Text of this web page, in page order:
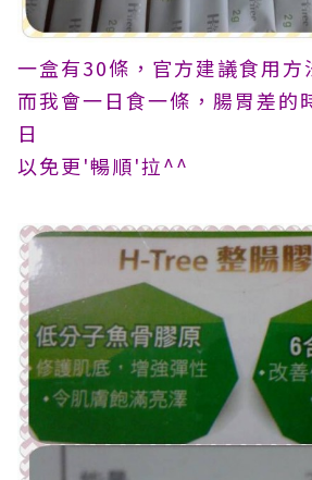
一盒有30條，官方建議食用
而我會一日食一條，腸胃差的
日
以免更'暢順'拉^^